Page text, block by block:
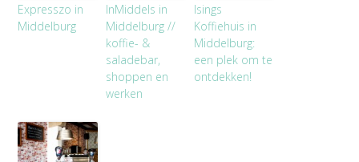
Expresszo in
Middelburg
InMiddels in
Middelburg //
koffie- &
saladebar,
shoppen en
werken
Isings
Koffiehuis in
Middelburg:
een plek om te
ontdekken!